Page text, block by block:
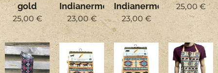
gold
25,00€
Indianermotiv
23,00€
Indianermotiv
23,00 €
25,00€